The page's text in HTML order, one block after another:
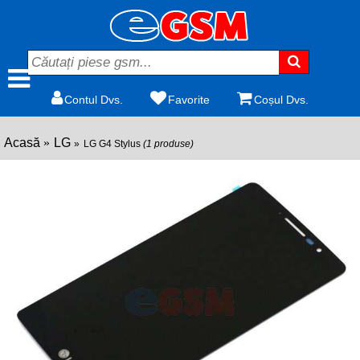
Contul Dvs. Favorite Coșul Dvs.
Acasă LG LG G4 Stylus (1 produse)